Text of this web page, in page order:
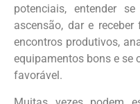
potenciais, entender
ascensão, dar e receber
encontros produtivos,
equipamentos bons e se
favorável.